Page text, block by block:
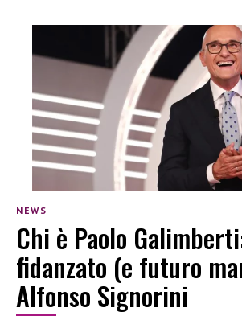
NEWS
Chi è Paolo
fidanzato (e futuro
Alfonso Signorini